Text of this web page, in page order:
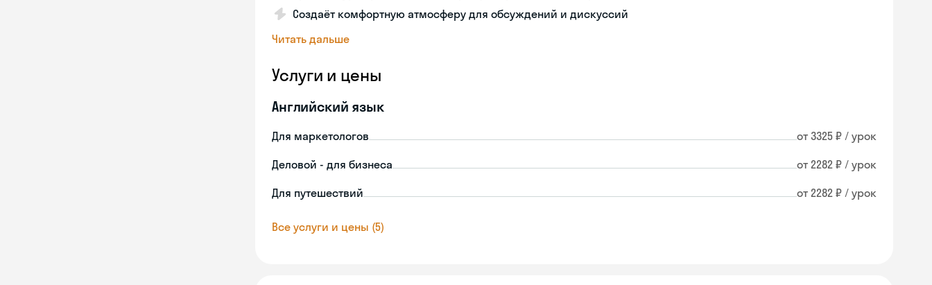
Создаёт комфортную атмосферу для обсуждений и дискуссий
Читать дальше
Услуги и цены
Английский язык
Для маркетологов от 3325 ₽ / урок
Деловой - для бизнеса от 2282 ₽ / урок
Для путешествий от 2282 ₽ / урок
Все услуги и цены (5)